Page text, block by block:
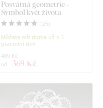
Posvátná geometrie -
Symbol květ života
( 25)
Můžete mít doma už o 1
pracovní den
od 369 Kč
489 Kč